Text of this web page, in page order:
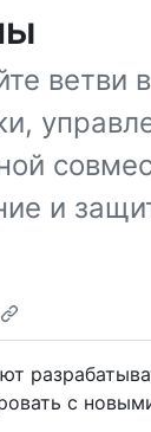
ветви
и
с